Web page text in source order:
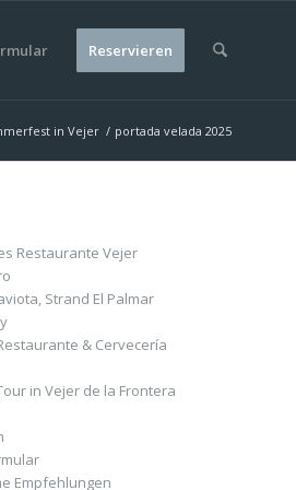
Reservieren
in Vejer / portada velada 2025
Restaurante Vejer
Strand El Palmar
& Cervecería
in Vejer de la Frontera
Empfehlungen